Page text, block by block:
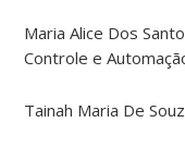
Maria Alice Dos
Controle e
Tainah Maria De